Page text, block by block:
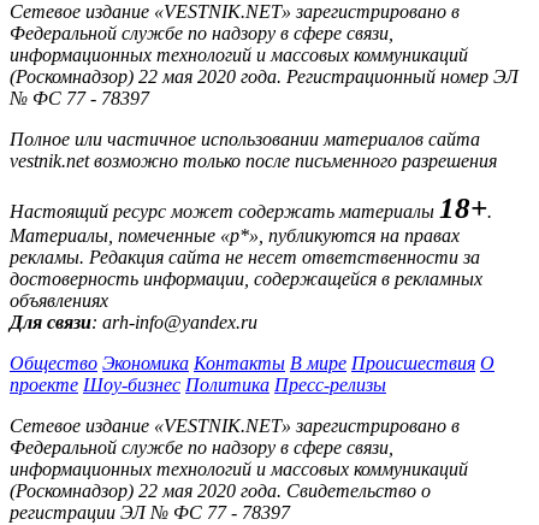
Сетевое издание «VESTNIK.NET» зарегистрировано в
Федеральной службе по надзору в сфере связи,
информационных технологий и массовых коммуникаций
(Роскомнадзор) 22 мая 2020 года. Регистрационный номер ЭЛ
№ ФС 77 - 78397
Полное или частичное использовании материалов сайта
vestnik.net возможно только после письменного разрешения
Настоящий ресурс может содержать материалы 18+.
Материалы, помеченные «р*», публикуются на правах
рекламы. Редакция сайта не несет ответственности за
достоверность информации, содержащейся в рекламных
объявлениях
Для связи: arh-info@yandex.ru
Общество Экономика Контакты В мире Происшествия О
проекте Шоу-бизнес Политика Пресс-релизы
Сетевое издание «VESTNIK.NET» зарегистрировано в
Федеральной службе по надзору в сфере связи,
информационных технологий и массовых коммуникаций
(Роскомнадзор) 22 мая 2020 года. Свидетельство о
регистрации ЭЛ № ФС 77 - 78397